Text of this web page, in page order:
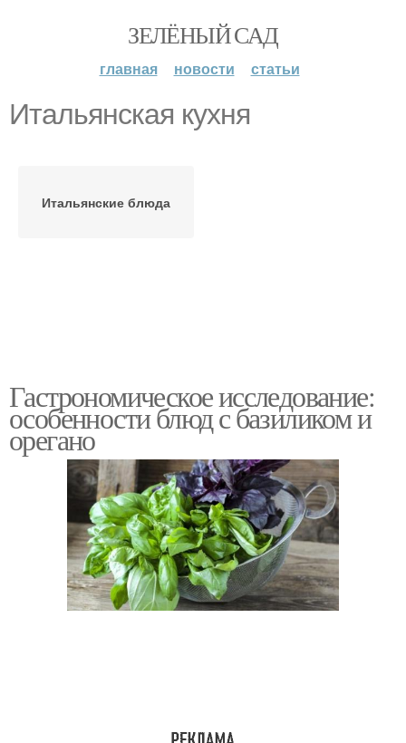
ЗЕЛЁНЫЙ САД
главная новости статьи
Итальянская кухня
Итальянские блюда
Гастрономическое исследование:
особенности блюд с базиликом и
орегано